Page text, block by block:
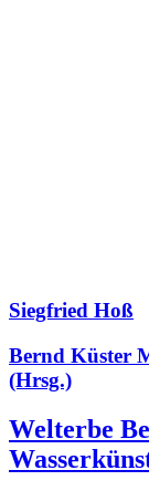
Siegfried Hoß
Bernd Küster
(Hrsg.)
Welterbe